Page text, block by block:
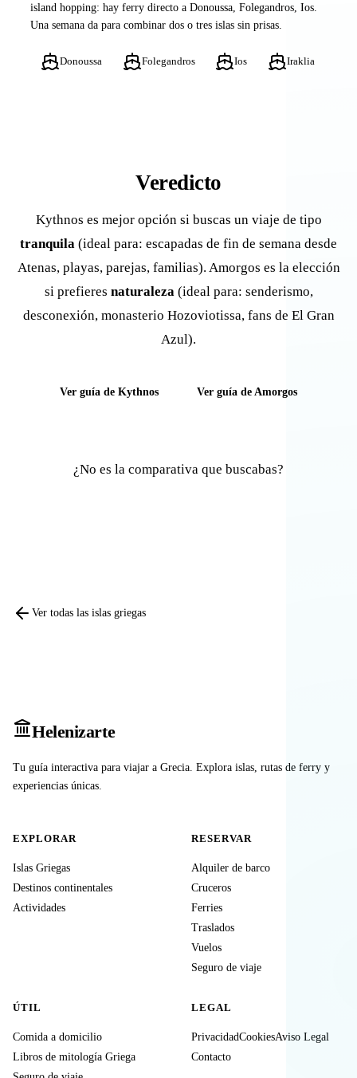
island hopping: hay ferry directo a Donoussa, Folegandros, Ios.
Una semana da para combinar dos o tres islas sin prisas.
Donoussa Folegandros Ios Iraklia
Veredicto
Kythnos es mejor opción si buscas un viaje de tipo
tranquila (ideal para: escapadas de fin de semana desde
Atenas, playas, parejas, familias). Amorgos es la elección
si prefieres naturaleza (ideal para: senderismo,
desconexión, monasterio Hozoviotissa, fans de El Gran
Azul).
Ver guía de Kythnos Ver guía de Amorgos
¿No es la comparativa que buscabas?
Ver todas las islas griegas
Helenizarte
Tu guía interactiva para viajar a Grecia. Explora islas, rutas de ferry y
experiencias únicas.
EXPLORAR
Islas Griegas
Destinos continentales
Actividades
RESERVAR
Alquiler de barco
Cruceros
Ferries
Traslados
Vuelos
Seguro de viaje
ÚTIL
Comida a domicilio
Libros de mitología Griega
LEGAL
PrivacidadCookiesAviso Legal
Contacto